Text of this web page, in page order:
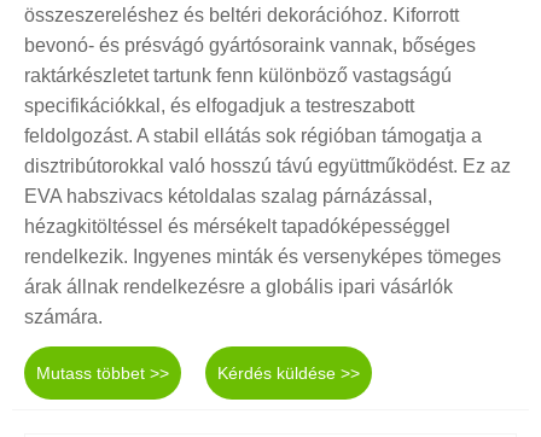
összeszereléshez és beltéri dekorációhoz. Kiforrott
bevonó- és présvágó gyártósoraink vannak, bőséges
raktárkészletet tartunk fenn különböző vastagságú
specifikációkkal, és elfogadjuk a testreszabott
feldolgozást. A stabil ellátás sok régióban támogatja a
disztribútorokkal való hosszú távú együttműködést. Ez az
EVA habszivacs kétoldalas szalag párnázással,
hézagkitöltéssel és mérsékelt tapadóképességgel
rendelkezik. Ingyenes minták és versenyképes tömeges
árak állnak rendelkezésre a globális ipari vásárlók
számára.
Mutass többet >> Kérdés küldése >>